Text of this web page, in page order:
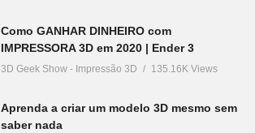
Como GANHAR DINHEIRO com
IMPRESSORA 3D em 2020 | Ender 3
3D Geek Show - Impressão 3D 135.16K Views
Aprenda a criar um modelo 3D mesmo sem
saber nada